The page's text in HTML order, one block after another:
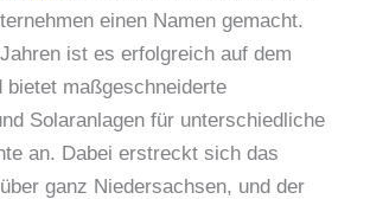
einen Namen gemacht.
ist es erfolgreich auf dem
bietet maßgeschneiderte
Solaranlagen für unterschiedliche
an. Dabei erstreckt sich das
ganz Niedersachsen, und der